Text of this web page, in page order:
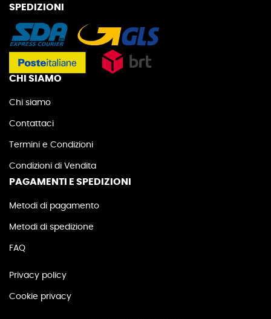
SPEDIZIONI
CHI SIAMO
Chi siamo
Contattaci
Termini e Condizioni
Condizioni di Vendita
PAGAMENTI E SPEDIZIONI
Metodi di pagamento
Metodi di spedizione
FAQ
Privacy policy
Cookie privacy